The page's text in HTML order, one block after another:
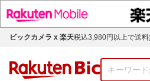
ビックカメラ x 楽天税込3,980円以上で送